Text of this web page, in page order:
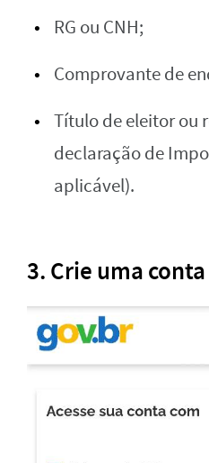
RG ou CNH;
Comprovante de
Título de eleitor ou
declaração de
aplicável).
3.Crie uma